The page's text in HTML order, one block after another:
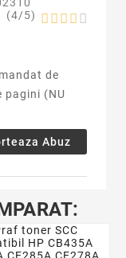
(4/5)
de
pagini (NU
Abuz